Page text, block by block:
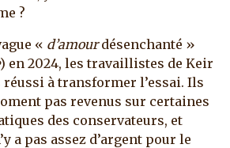
?
« d’amourdésenchanté »
) en 2024, les travaillistes de Keir
réussi à transformer l’essai. Ils
pas revenus sur certaines
des conservateurs, et
a pas assez d’argent pour le